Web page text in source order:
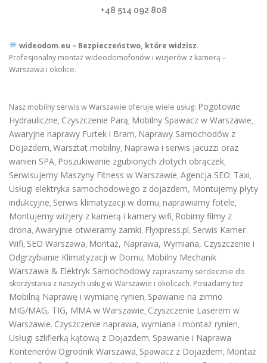
+48 514 092 808
wideodom.eu – Bezpieczeństwo, które widzisz.
Profesjonalny montaż wideodomofonów i wizjerów z kamerą –
Warszawa i okolice.
Nasz mobilny serwis w Warszawie oferuje wiele usług: Pogotowie
Hydrauliczne, Czyszczenie Parą, Mobilny Spawacz w Warszawie,
Awaryjne naprawy Furtek i Bram, Naprawy Samochodów z
Dojazdem, Warsztat mobilny, Naprawa i serwis jacuzzi oraz
wanien SPA, Poszukiwanie zgubionych złotych obrączek,
Serwisujemy Maszyny Fitness w Warszawie, Agencja SEO, Taxi,
Usługi elektryka samochodowego z dojazdem, Montujemy płyty
indukcyjne, Serwis klimatyzacji w domu, naprawiamy fotele,
Montujemy wizjery z kamerą i kamery wifi, Robimy filmy z
drona, Awaryjnie otwieramy zamki, Flyxpress.pl, Serwis Kamer
Wifi, SEO Warszawa, Montaż, Naprawa, Wymiana, Czyszczenie i
Odgrzybianie Klimatyzacji w Domu, Mobilny Mechanik
Warszawa & Elektryk Samochodowy zapraszamy serdecznie do
skorzystania z naszych usług w Warszawie i okolicach. Posiadamy też
Mobilną Naprawę i wymianę rynien, Spawanie na zimno
MIG/MAG, TIG, MMA w Warszawie, Czyszczenie Laserem w
Warszawie. Czyszczenie naprawa, wymiana i montaż rynien,
Usługi szlifierką kątową z Dojazdem, Spawanie i Naprawa
Kontenerów Ogrodnik Warszawa, Spawacz z Dojazdem, Montaż